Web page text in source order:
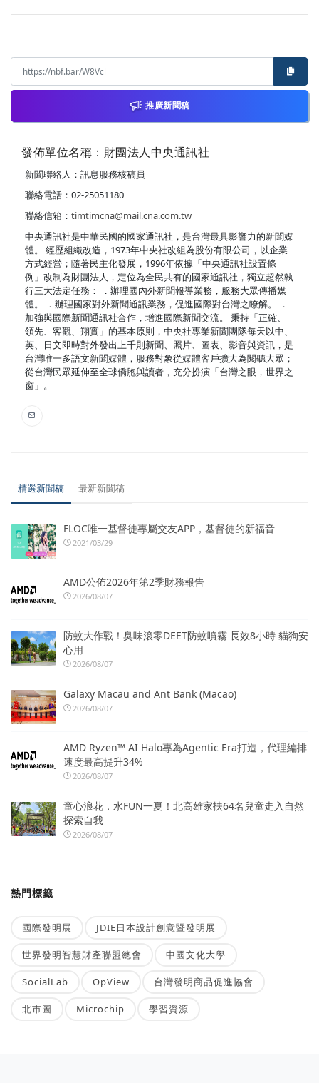
推廣新聞稿
發佈單位名稱：財團法人中央通訊社
新聞聯絡人：訊息服務核稿員
聯絡電話：02-25051180
聯絡信箱： timtimcna@mail.cna.com.tw
中央通訊社是中華民國的國家通訊社，是台灣最具影響力的新聞媒
體。 經歷組織改造，1973年中央社改組為股份有限公司，以企業
方式經營；隨著民主化發展，1996年依據「中央通訊社設置條
例」改制為財團法人，定位為全民共有的國家通訊社，獨立超然執
行三大法定任務： ．辦理國內外新聞報導業務，服務大眾傳播媒
體。 ．辦理國家對外新聞通訊業務，促進國際對台灣之瞭解。 ．
加強與國際新聞通訊社合作，增進國際新聞交流。 秉持「正確、
領先、客觀、翔實」的基本原則，中央社專業新聞團隊每天以中、
英、日文即時對外發出上千則新聞、照片、圖表、影音與資訊，是
台灣唯一多語文新聞媒體，服務對象從媒體客戶擴大為閱聽大眾；
從台灣民眾延伸至全球僑胞與讀者，充分扮演「台灣之眼，世界之
窗」。
精選新聞稿 最新新聞稿
FLOC唯一基督徒專屬交友APP，基督徒的新福音
2021/03/29
AMD公佈2026年第2季財務報告
2026/08/07
防蚊大作戰！臭味滾零DEET防蚊噴霧 長效8小時 貓狗安
心用
2026/08/07
Galaxy Macau and Ant Bank (Macao)
2026/08/07
AMD Ryzen™ AI Halo專為Agentic Era打造，代理編排
速度最高提升34%
2026/08/07
童心浪花．水FUN一夏！北高雄家扶64名兒童走入自然
探索自我
2026/08/07
熱門標籤
國際發明展 JDIE日本設計創意暨發明展
世界發明智慧財產聯盟總會 中國文化大學
SocialLab OpView 台灣發明商品促進協會
北市圖 Microchip 學習資源